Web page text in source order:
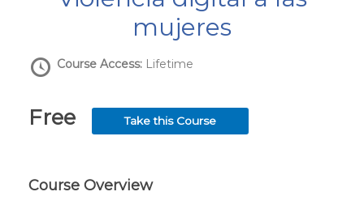
mujeres
Course Access: Lifetime
Free Take this Course
Course Overview